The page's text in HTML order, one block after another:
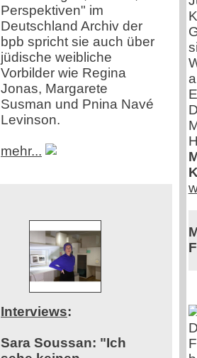
Perspektiven" im
Deutschland Archiv der
bpb spricht sie auch über
jüdische weibliche
Vorbilder wie Regina
Jonas, Margarete
Susman und Pnina Navé
Levinson.
mehr...
Interviews:
Sara Soussan: "Ich